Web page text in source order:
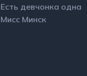
Есть девчонка одна
Мисс Минск